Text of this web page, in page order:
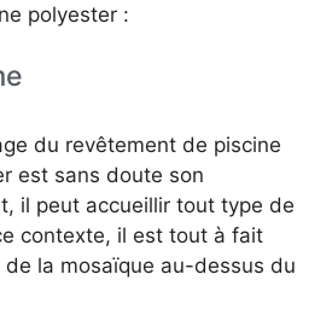
polyester :
du revêtement de piscine
est sans doute son
il peut accueillir tout type de
contexte, il est tout à fait
la mosaïque au-dessus du